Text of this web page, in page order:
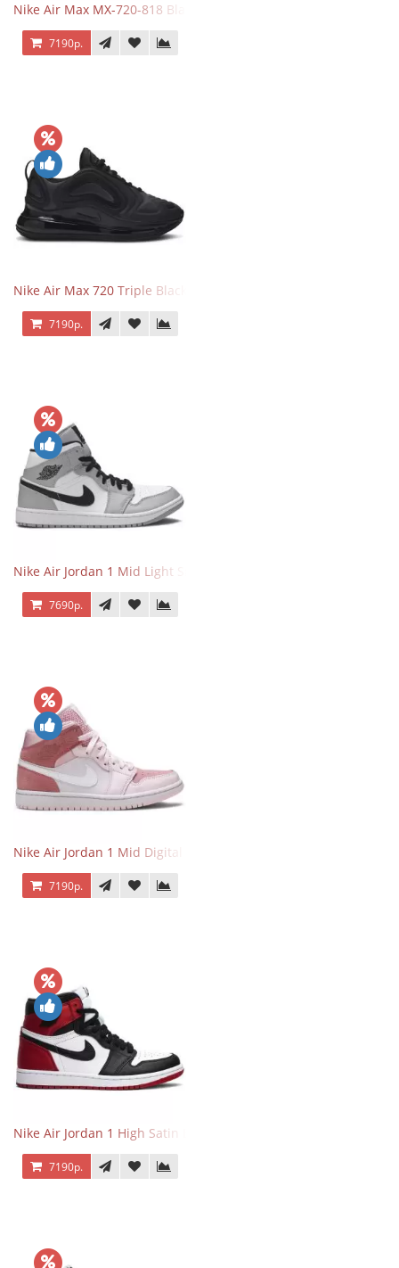
Nike Air Max MX-720-818 Black
7190р.
Nike Air Max 720 Triple Black
7190р.
Nike Air Jordan 1 Mid Light Smoke Grey
7690р.
Nike Air Jordan 1 Mid Digital Pink
7190р.
Nike Air Jordan 1 High Satin Black Toe
7190р.